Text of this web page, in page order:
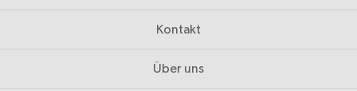
Kontakt
Über uns